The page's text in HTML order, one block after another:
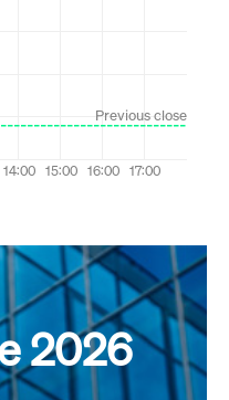
2026